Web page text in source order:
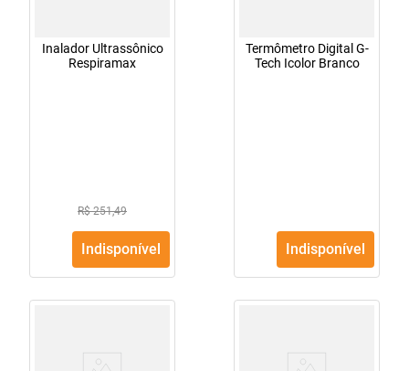
Inalador Ultrassônico
Respiramax
R$ 251,49
Indisponível
Termômetro Digital G-
Tech Icolor Branco
Indisponível